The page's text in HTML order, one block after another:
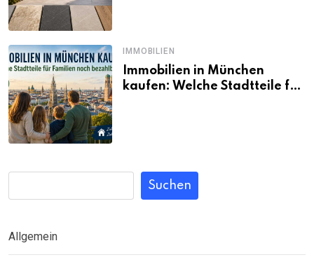
IMMOBILIEN
Immobilien in München
kaufen: Welche Stadtteile für
Suchen
Allgemein